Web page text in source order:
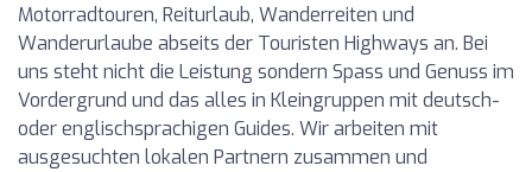
Motorradtouren, Reiturlaub, Wanderreiten und
Wanderurlaube abseits der Touristen Highways an. Bei
uns steht nicht die Leistung sondern Spass und Genuss im
Vordergrund und das alles in Kleingruppen mit deutsch-
oder englischsprachigen Guides. Wir arbeiten mit
ausgesuchten lokalen Partnern zusammen und